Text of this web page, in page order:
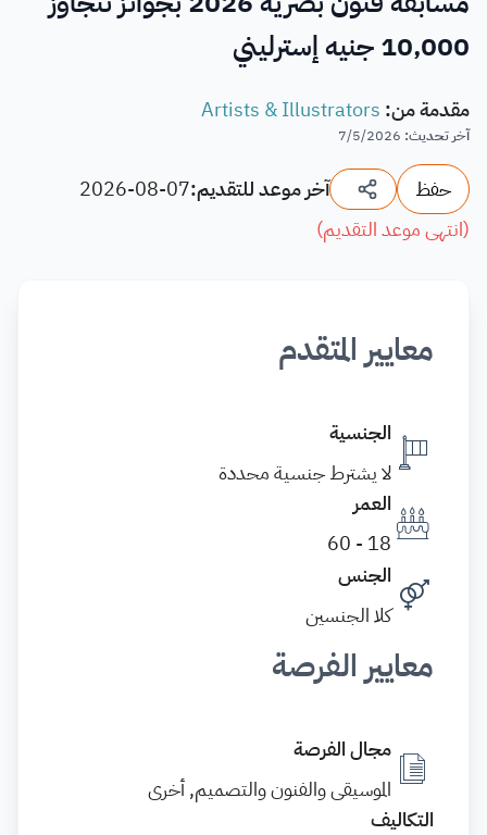
10,000 جنيه إسترليني
مقدمة من:
Artists & Illustrators
آخر تحديث:
7/5/2026
حفظ آخر موعد للتقديم:2026-08-07
(انتهى موعد التقديم)
معايير المتقدم
الجنسية
لا يشترط جنسية محددة
العمر
18 - 60
الجنس
كلا الجنسين
معايير الفرصة
مجال الفرصة
الموسيقى والفنون والتصميم, أخرى
التكاليف